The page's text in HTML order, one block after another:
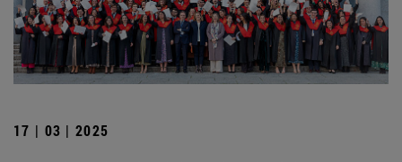
17 | 03 | 2025